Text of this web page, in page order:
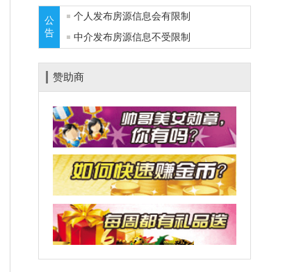
公
告
个人发布房源信息会有限制
中介发布房源信息不受限制
赞助商